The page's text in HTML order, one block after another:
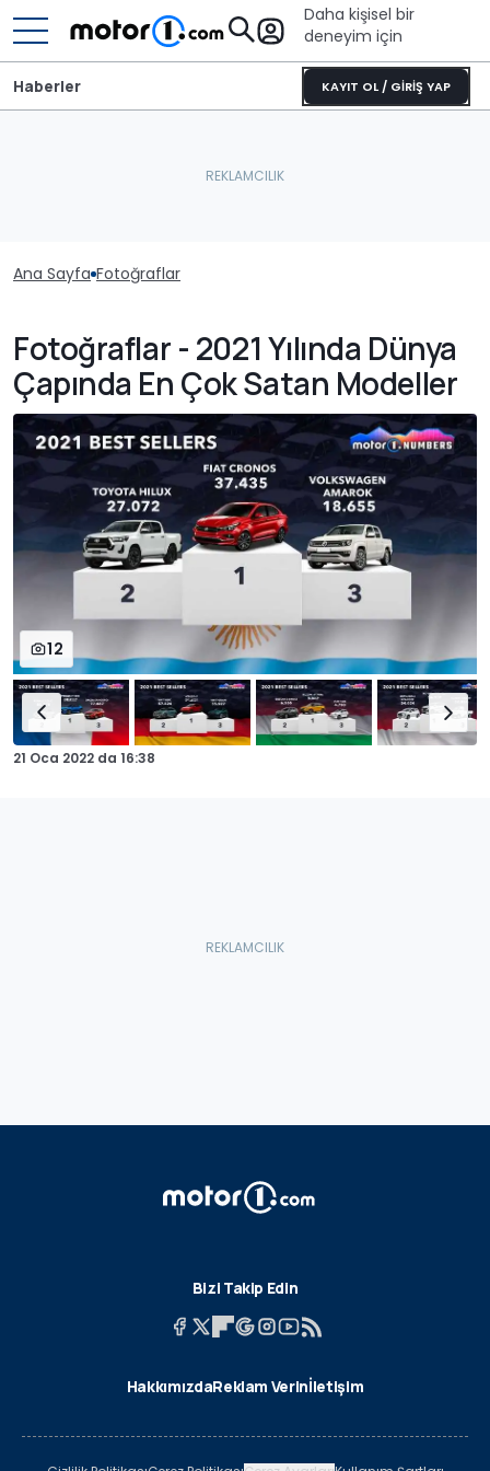
Daha kişisel bir
deneyim için
KAYIT OL / GİRİŞ YAP
Haberler
Ana Sayfa Fotoğraflar
Fotoğraflar - 2021 Yılında Dünya
Çapında En Çok Satan Modeller
12
21 Oca 2022 da 16:38
Bizi Takip Edin
HakkımızdaReklam Verinİletişim